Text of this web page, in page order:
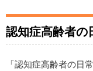
認知症高齢者の
「認知症高齢者の日